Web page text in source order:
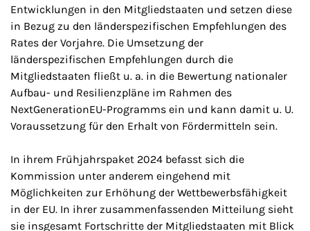
Entwicklungen in den Mitgliedstaaten und setzen diese
in Bezug zu den länderspezifischen Empfehlungen des
Rates der Vorjahre. Die Umsetzung der
länderspezifischen Empfehlungen durch die
Mitgliedstaaten fließt u. a. in die Bewertung nationaler
Aufbau- und Resilienzpläne im Rahmen des
NextGenerationEU-Programms ein und kann damit u. U.
Voraussetzung für den Erhalt von Fördermitteln sein.
In ihrem Frühjahrspaket 2024 befasst sich die
Kommission unter anderem eingehend mit
Möglichkeiten zur Erhöhung der Wettbewerbsfähigkeit
in der EU. In ihrer zusammenfassenden Mitteilung sieht
sie insgesamt Fortschritte der Mitgliedstaaten mit Blick